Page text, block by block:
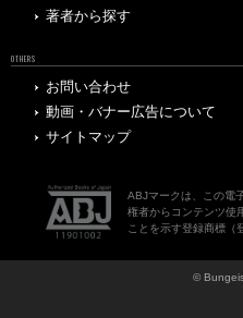
著者から探す
OTHERS
お問い合わせ
動画・バナー広告について
サイトマップ
ABJマークは、この電
権者からコンテンツ使
ことを示す登録商標（
©